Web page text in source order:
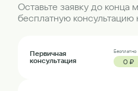
Оставьте заявку до конца
бесплатную консультацию
Первичная
консультация
Бесплатно
0 ₽